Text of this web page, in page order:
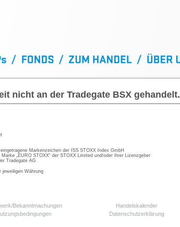
nicht an der Tradegate BSX gehandelt.
Markenzeichen der ISS STOXX Index GmbH
„EURO STOXX“ der STOXX Limited und/oder ihrer Lizenzgeber
Tradegate AG
jeweiligen Währung
Bekanntmachungen
Handelskalender
Datenschutzerklärung